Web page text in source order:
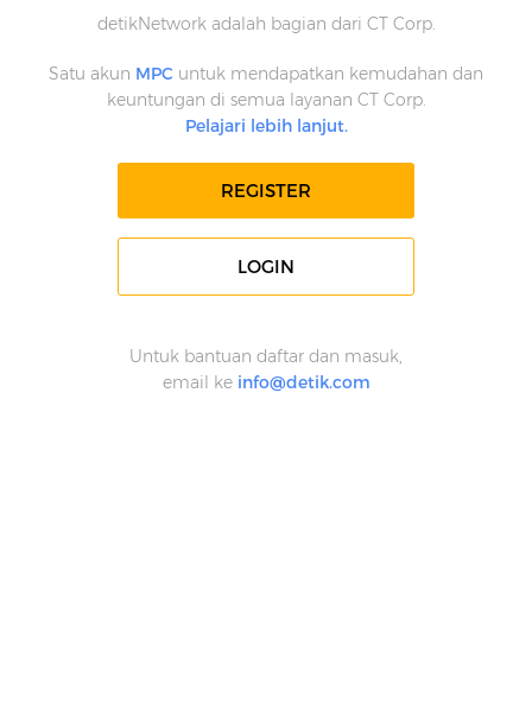
detikNetwork adalah bagian dari CT Corp.
Satu akun MPC untuk mendapatkan kemudahan dan
keuntungan di semua layanan CT Corp.
Pelajari lebih lanjut.
REGISTER
LOGIN
Untuk bantuan daftar dan masuk,
email ke info@detik.com